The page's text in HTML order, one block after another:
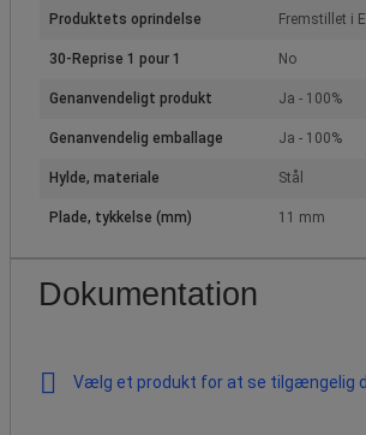
Produktets oprindelse Fremstillet i
30-Reprise 1 pour 1 No
Genanvendeligt produkt Ja - 100%
Genanvendelig emballage Ja - 100%
Hylde, materiale Stål
Plade, tykkelse (mm) 11 mm
Dokumentation
Vælg et produkt for at se tilgængelig